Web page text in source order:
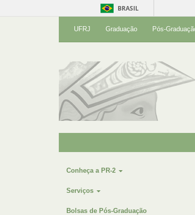
BRASIL
UFRJ Graduação Pós-
Conheça a PR-2
Serviços
Bolsas de Pós-Graduação